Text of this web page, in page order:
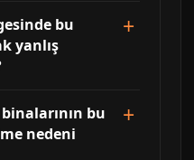
bu
yanlış
bu
nedeni